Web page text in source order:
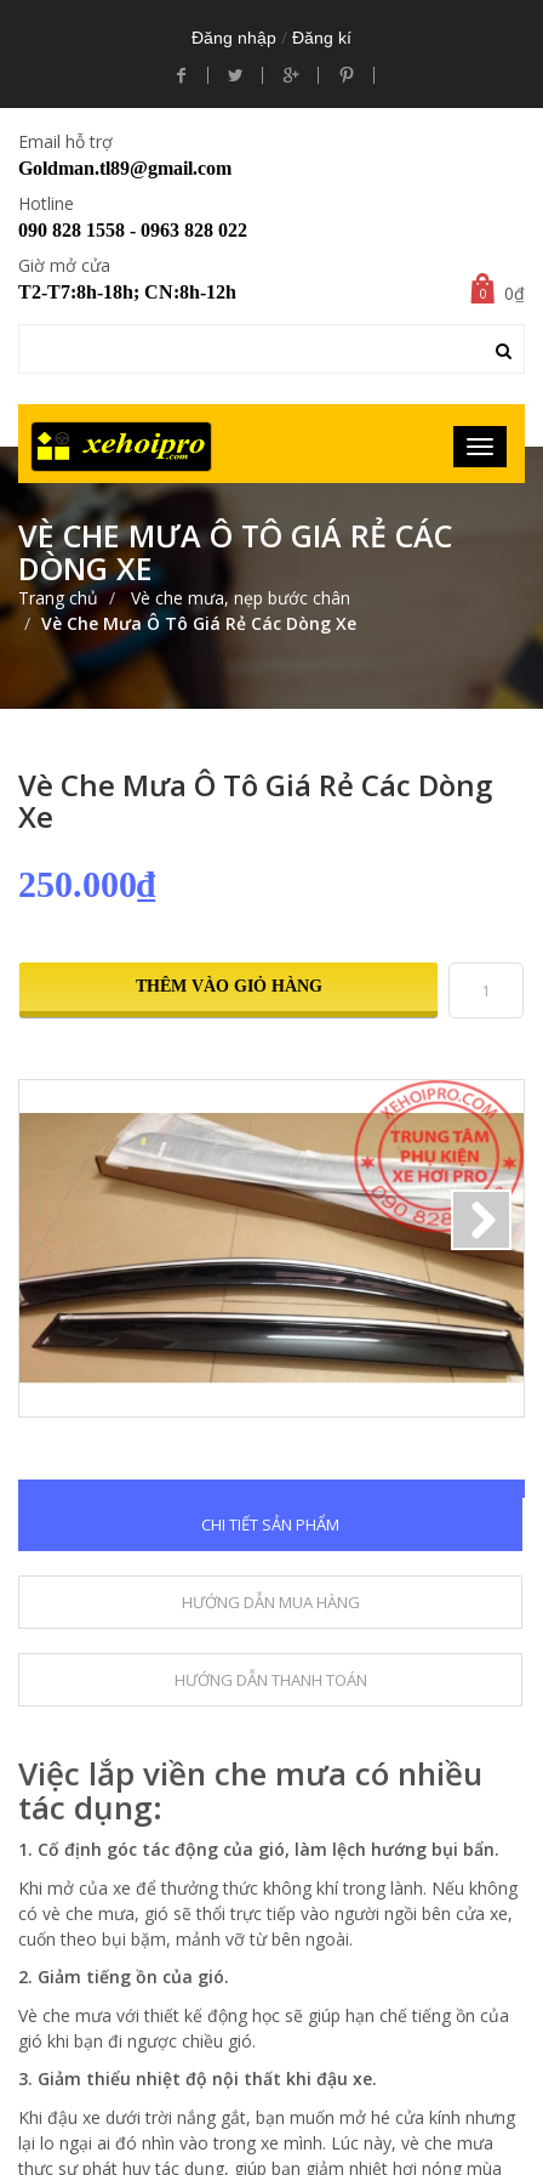
Đăng nhập / Đăng kí
Email hỗ trợ
Goldman.tl89@gmail.com
Hotline
090 828 1558 - 0963 828 022
Giờ mở cửa
T2-T7:8h-18h; CN:8h-12h 0 0₫
VÈ CHE MƯA Ô TÔ GIÁ RẺ CÁC
DÒNG XE
Trang chủ
Vè che mưa, nẹp bước chân
Vè Che Mưa Ô Tô Giá Rẻ Các Dòng Xe
Vè Che Mưa Ô Tô Giá Rẻ Các Dòng
Xe
250.000₫
THÊM VÀO GIỎ HÀNG
Next
CHI TIẾT SẢN PHẨM
HƯỚNG DẪN MUA HÀNG
HƯỚNG DẪN THANH TOÁN
Việc lắp viền che mưa có nhiều
tác dụng:
1. Cố định góc tác động của gió, làm lệch hướng bụi bẩn.
Khi mở của xe để thưởng thức không khí trong lành. Nếu không
có vè che mưa, gió sẽ thổi trực tiếp vào người ngồi bên cửa xe,
cuốn theo bụi bặm, mảnh vỡ từ bên ngoài.
2. Giảm tiếng ồn của gió.
Vè che mưa với thiết kế động học sẽ giúp hạn chế tiếng ồn của
gió khi bạn đi ngược chiều gió.
3. Giảm thiểu nhiệt độ nội thất khi đậu xe.
Khi đậu xe dưới trời nắng gắt, bạn muốn mở hé cửa kính nhưng
lại lo ngại ai đó nhìn vào trong xe mình. Lúc này, vè che mưa
thực sự phát huy tác dụng, giúp bạn giảm nhiệt hơi nóng mùa